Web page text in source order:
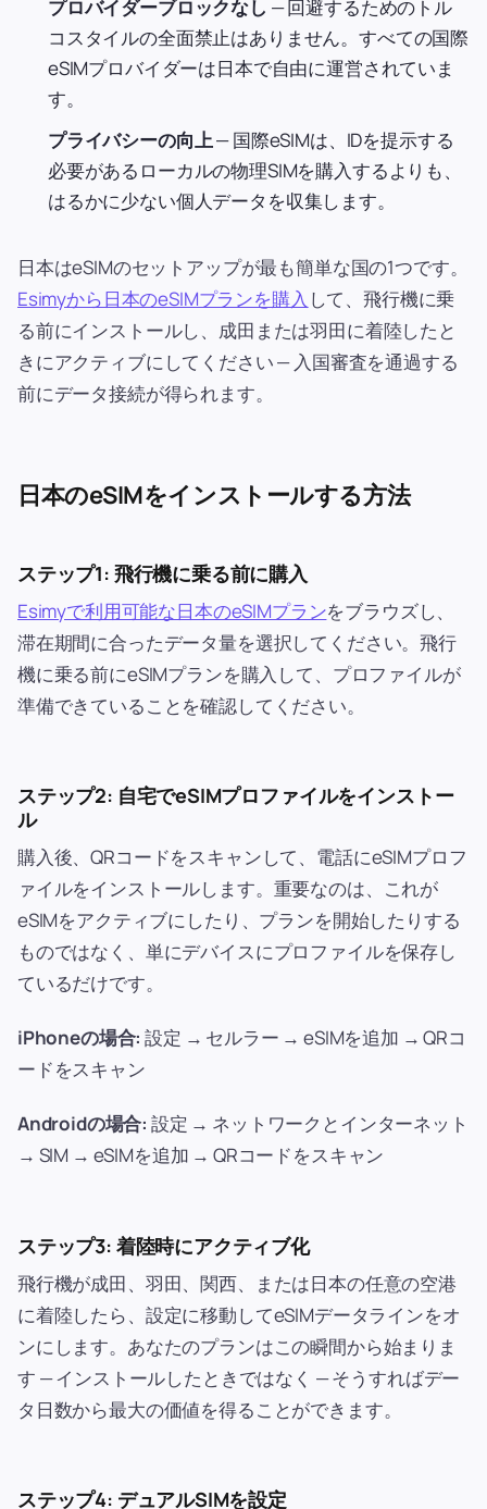
プロバイダーブロックなし — 回避するためのトル
コスタイルの全面禁止はありません。すべての国際
eSIMプロバイダーは日本で自由に運営されていま
す。
プライバシーの向上— 国際eSIMは、IDを提示する
必要があるローカルの物理SIMを購入するよりも、
はるかに少ない個人データを収集します。
日本はeSIMのセットアップが最も簡単な国の1つです。
Esimyから日本のeSIMプランを購入 して、飛行機に乗
る前にインストールし、成田または羽田に着陸したと
きにアクティブにしてください — 入国審査を通過する
前にデータ接続が得られます。
日本のeSIMをインストールする方法
ステップ1: 飛行機に乗る前に購入
Esimyで利用可能な日本のeSIMプランをブラウズし、
滞在期間に合ったデータ量を選択してください。飛行
機に乗る前にeSIMプランを購入して、プロファイルが
準備できていることを確認してください。
ステップ2: 自宅でeSIMプロファイルをインストー
ル
購入後、QRコードをスキャンして、電話にeSIMプロフ
ァイルをインストールします。重要なのは、これが
eSIMをアクティブにしたり、プランを開始したりする
ものではなく、単にデバイスにプロファイルを保存し
ているだけです。
iPhoneの場合: 設定 → セルラー → eSIMを追加 → QRコ
ードをスキャン
Androidの場合: 設定 → ネットワークとインターネット
→ SIM → eSIMを追加 → QRコードをスキャン
ステップ3: 着陸時にアクティブ化
飛行機が成田、羽田、関西、または日本の任意の空港
に着陸したら、設定に移動してeSIMデータラインをオ
ンにします。あなたのプランはこの瞬間から始まりま
す — インストールしたときではなく — そうすればデー
タ日数から最大の価値を得ることができます。
ステップ4: デュアルSIMを設定